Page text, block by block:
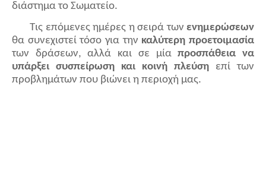
διάστημα το Σωματείο.
Τις επόμενες ημέρες η σειρά των ενημερώσεων
θα συνεχιστεί τόσο για την καλύτερη προετοιμασία
των δράσεων, αλλά και σε μίαπροσπάθεια να
υπάρξει συσπείρωση και κοινή πλεύση επί των
προβλημάτων που βιώνει η περιοχή μας.